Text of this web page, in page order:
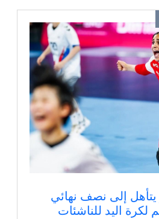
إلى نصف نهائي
لكرة اليد للناشئات